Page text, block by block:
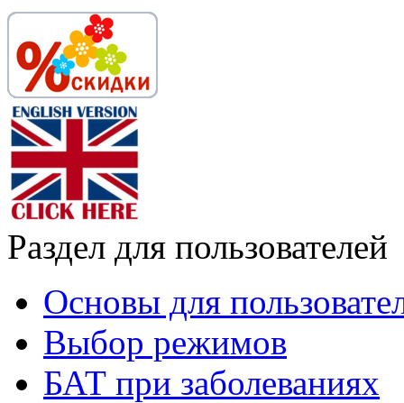
Раздел для пользователей
Основы для
Выбор режимов
БАТ при заболеваниях